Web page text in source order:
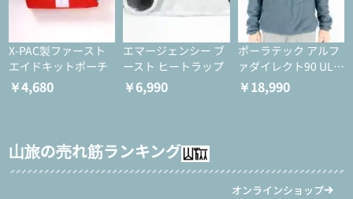
X-PAC製ファースト
エイドキットポーチ
￥4,680
エマージェンシー ブ
ースト ヒートラップ
￥6,990
ポーラテック アルフ
ァダイレクト90 ULジ
ャケット
￥18,990
山旅の売れ筋ランキング
オンラインショップ